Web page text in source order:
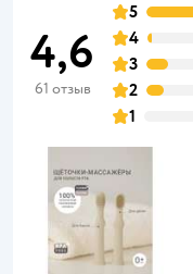
4,6
61 отзыв
5
4
3
2
1